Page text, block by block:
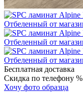
Бесплатная доставка
Скидка по телефону %
Хочу фото образца